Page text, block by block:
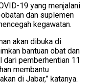
19 yang menjalani
dan suplemen
kegawatan.
akan dibuka di
bantuan obat dan
dari pemberhentian 11
membantu
di Jabar,” katanya.